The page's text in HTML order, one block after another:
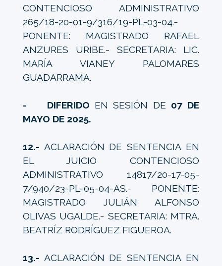
CONTENCIOSO ADMINISTRATIVO
265/18-20-01-9/316/19-PL-03-04.-
PONENTE: MAGISTRADO RAFAEL
ANZURES URIBE.- SECRETARIA: LIC.
MARÍA VIANEY PALOMARES
GUADARRAMA.
- DIFERIDO EN SESIÓN DE 07 DE
MAYO DE 2025.
12.- ACLARACIÓN DE SENTENCIA EN
EL JUICIO CONTENCIOSO
ADMINISTRATIVO 14817/20-17-05-
7/940/23-PL-05-04-AS.- PONENTE:
MAGISTRADO JULIÁN ALFONSO
OLIVAS UGALDE.- SECRETARIA: MTRA.
BEATRÍZ RODRÍGUEZ FIGUEROA.
13.- ACLARACIÓN DE SENTENCIA EN